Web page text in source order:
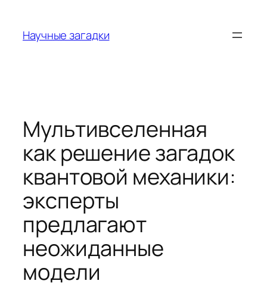
содержимому
Научные загадки
Мультивселенная
как решение загадок
квантовой механики:
эксперты
предлагают
неожиданные
модели